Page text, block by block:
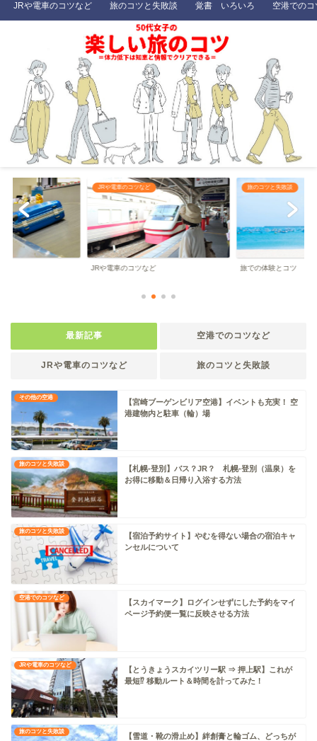
JRや電車のコツなど 旅のコツと失敗談 覚書 いろいろ 空港での
JRや電車のコツなど
JRや電車のコツなど
旅のコツと失敗談
旅での体験とコツ
最新記事 空港でのコツなど
JRや電車のコツなど 旅のコツと失敗談
その他の空港
【宮崎ブーゲンビリア空港】イベントも充実！ 空
港建物内と駐車（輪）場
旅のコツと失敗談
【札幌-登別】バス？JR？ 札幌-登別（温泉）を
お得に移動＆日帰り入浴する方法
旅のコツと失敗談
【宿泊予約サイト】やむを得ない場合の宿泊キャ
ンセルについて
空港でのコツなど
【スカイマーク】ログインせずにした予約をマイ
ページ予約便一覧に反映させる方法
JRや電車のコツなど
【とうきょうスカイツリー駅 ⇒ 押上駅】これが
最短⁉ 移動ルート＆時間を計ってみた！
旅のコツと失敗談
【雪道・靴の滑止め】絆創膏と輪ゴム、どっちが